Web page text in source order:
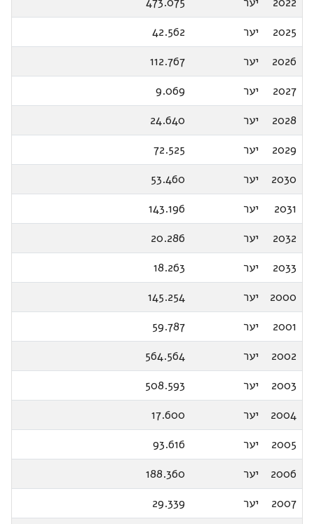
2025
יער
42.562
2026
יער
112.767
2027
יער
9.069
2028
יער
24.640
2029
יער
72.525
2030
יער
53.460
2031
יער
143.196
2032
יער
20.286
2033
יער
18.263
2000
יער
145.254
2001
יער
59.787
2002
יער
564.564
2003
יער
508.593
2004
יער
17.600
2005
יער
93.616
2006
יער
188.360
2007
יער
29.339